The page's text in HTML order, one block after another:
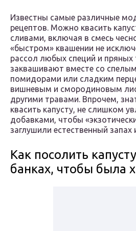
Известны самые различные
рецептов. Можно квасить
сливами, включая в смесь
«быстром» квашении не
рассол любых специй и пряных
заквашивают вместе со
помидорами или сладким
вишневым и смородиновым
другими травами. Впрочем,
квасить капусту, не слишком
добавками, чтобы
заглушили естественный запах
Как посолить
банках, чтобы была